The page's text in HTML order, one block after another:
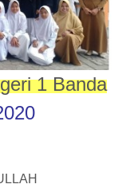
1 Banda